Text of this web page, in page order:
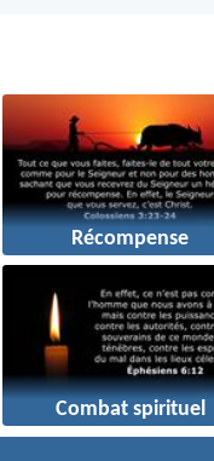
Récompense
Combat spirituel